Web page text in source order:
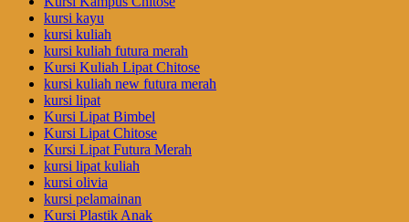
kursi kayu
kursi kuliah
kursi kuliah futura merah
Kursi Kuliah Lipat Chitose
kursi kuliah new futura merah
kursi lipat
Kursi Lipat Bimbel
Kursi Lipat Chitose
Kursi Lipat Futura Merah
kursi lipat kuliah
kursi olivia
kursi pelamainan
Kursi Plastik Anak